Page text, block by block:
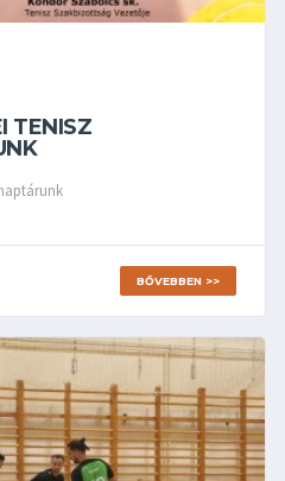
TENISZ
BŐVEBBEN >>